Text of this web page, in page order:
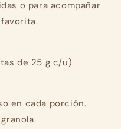
o para acompañar
de 25 g c/u)
en cada porción.